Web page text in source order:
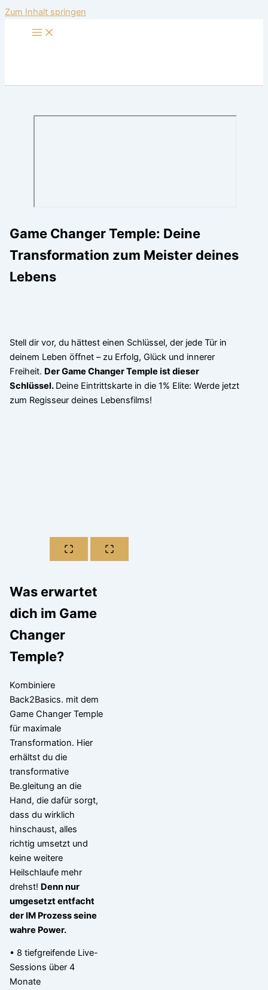
Zum Inhalt springen
Game Changer Temple: Deine
Transformation zum Meister deines
Lebens
Stell dir vor, du hättest einen Schlüssel, der jede Tür in
deinem Leben öffnet – zu Erfolg, Glück und innerer
Freiheit. Der Game Changer Temple ist dieser
Schlüssel. Deine Eintrittskarte in die 1% Elite: Werde jetzt
zum Regisseur deines Lebensfilms!
Was erwartet
dich im Game
Changer
Temple?
Kombiniere
Back2Basics. mit dem
Game Changer Temple
für maximale
Transformation. Hier
erhältst du die
transformative
Be.gleitung an die
Hand, die dafür sorgt,
dass du wirklich
hinschaust, alles
richtig umsetzt und
keine weitere
Heilschlaufe mehr
drehst! Denn nur
umgesetzt entfacht
der IM Prozess seine
wahre Power.
• 8 tiefgreifende Live-
Sessions über 4
Monate